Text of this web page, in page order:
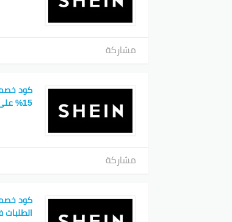
مشاركة
كود
15% على جميع المنتجات
مشاركة
كود
الطلبات فوق